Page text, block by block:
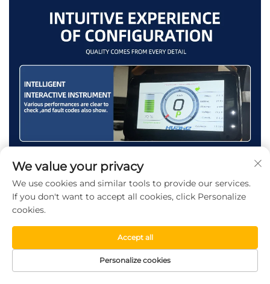
We value your privacy
We use cookies and similar tools to provide our services.
If you don't want to accept all cookies, click Personalize
cookies.
Personalize cookies
Accept all